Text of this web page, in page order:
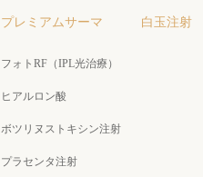
プレミアムサーマ
フォトRF（IPL光治療）
ヒアルロン酸
ボツリヌストキシン注射
プラセンタ注射
白玉注射